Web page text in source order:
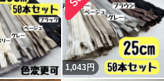
1,043円